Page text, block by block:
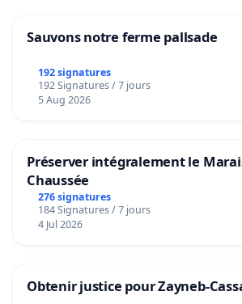
Sauvons notre ferme pallsade
192 signatures
192 Signatures / 7 jours
5 Aug 2026
Préserver intégralement le
Chaussée
276 signatures
184 Signatures / 7 jours
4 Jul 2026
Obtenir justice pour Zayneb-